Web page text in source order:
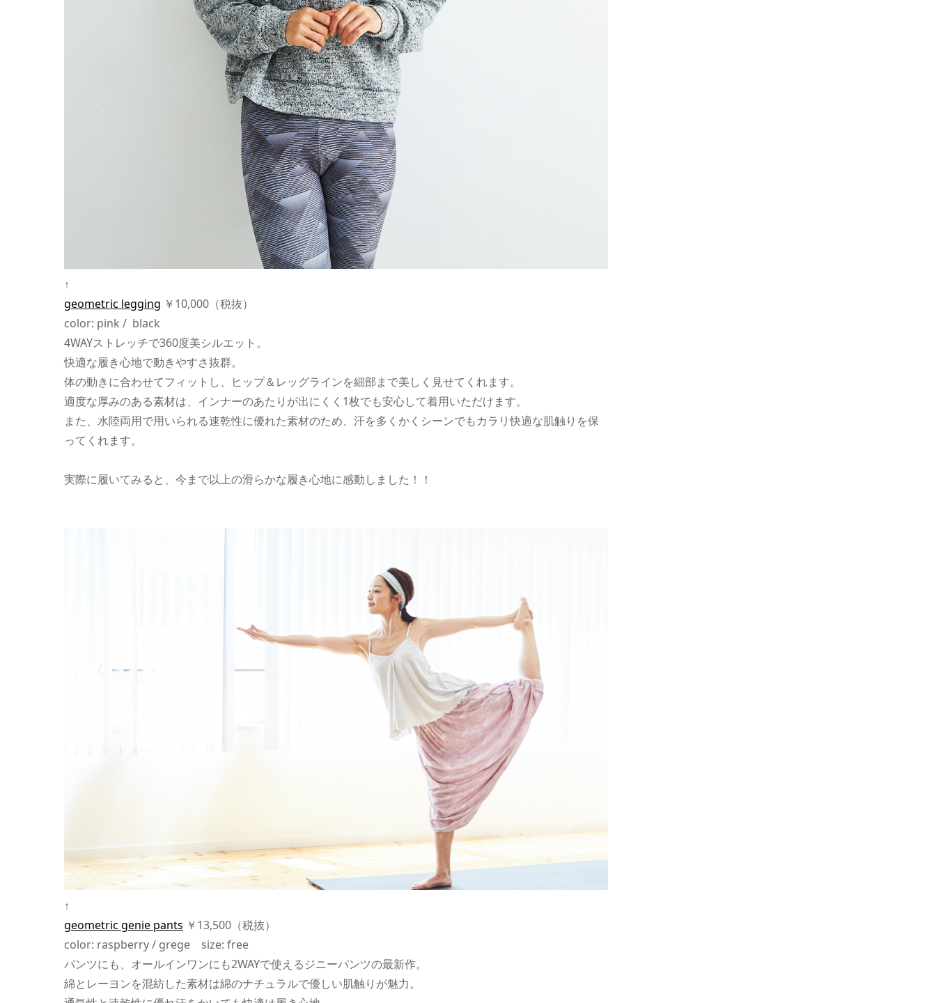
↑
geometric legging ￥10,000（税抜）
color: pink / black
4WAYストレッチで360度美シルエット。
快適な履き心地で動きやすさ抜群。
体の動きに合わせてフィットし、ヒップ＆レッグラインを細部まで美しく見せてくれます。
適度な厚みのある素材は、インナーのあたりが出にくく1枚でも安心して着用いただけます。
また、水陸両用で用いられる速乾性に優れた素材のため、汗を多くかくシーンでもカラリ快適な肌触りを保
ってくれます。
実際に履いてみると、今まで以上の滑らかな履き心地に感動しました！！
↑
geometric genie pants ￥13,500（税抜）
color: raspberry / grege size: free
パンツにも、オールインワンにも2WAYで使えるジニーパンツの最新作。
綿とレーヨンを混紡した素材は綿のナチュラルで優しい肌触りが魅力。